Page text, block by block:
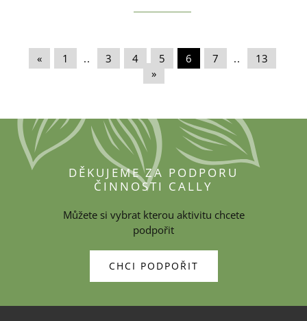
« 1 .. 3 4 5 6 7 .. 13
»
DĚKUJEME ZA PODPORU
ČINNOSTI CALLY
Můžete si vybrat kterou aktivitu chcete
podpořit
CHCI PODPOŘIT